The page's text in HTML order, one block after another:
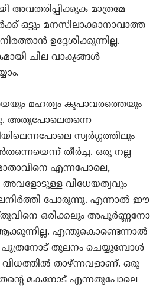
അവതരിപ്പിക്കുക മാത്രമേ
ഒട്ടും മനസിലാക്കാനാവാത്ത
ഉദ്ദേശിക്കുന്നില്ല.
ചില വാക്യങ്ങള്‍
മഹത്വം കൃപാവരത്തെയും
അതുപോലെതന്നെ
സ്വര്‍ഗ്ഗത്തിലും
തീര്‍ച്ച. ഒരു നല്ല
എന്നപോലെ,
അവളോടുള്ള വിധേയത്വവും
പോരുന്നു. എന്നാല്‍ ഈ
ഒരിക്കലും അപൂര്‍ണ്ണനോ
എന്തുകൊണ്ടെന്നാല്‍
തുലനം ചെയ്യുമ്പോള്‍
താഴ്ന്നവളാണ്. ഒരു
മകനോട് എന്നതുപോലെ